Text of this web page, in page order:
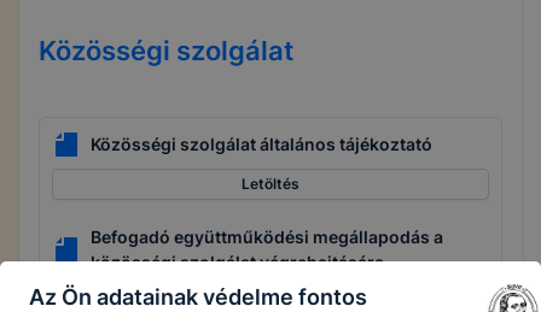
Közösségi szolgálat
Közösségi szolgálat általános tájékoztató
Letöltés
Befogadó együttműködési megállapodás a
közösségi szolgálat végrehajtására
Letöltés
Az Ön adatainak védelme fontos